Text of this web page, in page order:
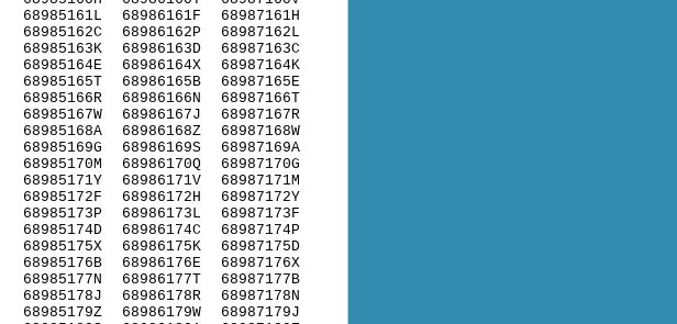
68985161L
68985162C
68985163K
68985164E
68985165T
68985166R
68985167W
68985168A
68985169G
68985170M
68985171Y
68985172F
68985173P
68985174D
68985175X
68985176B
68985177N
68985178J
68985179Z
68986161F
68986162P
68986163D
68986164X
68986165B
68986166N
68986167J
68986168Z
68986169S
68986170Q
68986171V
68986172H
68986173L
68986174C
68986175K
68986176E
68986177T
68986178R
68986179W
68987161H
68987162L
68987163C
68987164K
68987165E
68987166T
68987167R
68987168W
68987169A
68987170G
68987171M
68987172Y
68987173F
68987174P
68987175D
68987176X
68987177B
68987178N
68987179J